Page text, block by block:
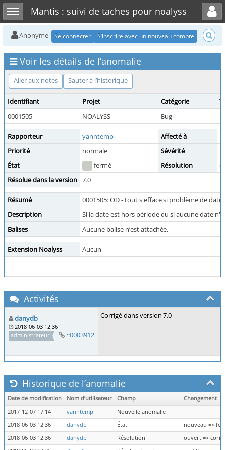
Toggle sidebarMantis : suivi de taches pour noalyss
Toggle user menu
Anonyme Se connecter S’inscrire avec un nouveau compte
Voir les détails de l’anomalie
Aller aux notes Sauter à l’historique
Identifiant Projet Catégorie
0001505
NOALYSS Bug
Rapporteur yanntemp
Affecté à
Priorité
normale Sévérité
État
fermé Résolution
Résolue dans la version 7.0
Résumé
0001505: OD - tout s'efface si problème de date
Description
Si la date est hors période ou si aucune date
Balises
Aucune balise n’est attachée.
Extension Noalyss Aucun
Activités
danydb
2018-06-03 12:36
administrateur
~0003912
Corrigé dans version 7.0
Historique de l’anomalie
Date de modification Nom d’utilisateur Champ
Changement
2017-12-07 17:14
yanntemp
Nouvelle anomalie
2018-06-03 12:36
danydb État
nouveau =>
2018-06-03 12:36
danydb Résolution
ouvert =>